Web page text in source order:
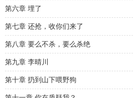
第六章 埋了
第七章 还抢，收你们来了
第八章 要么不杀，要么杀绝
第九章 李晴川
第十章 扔到山下喂野狗